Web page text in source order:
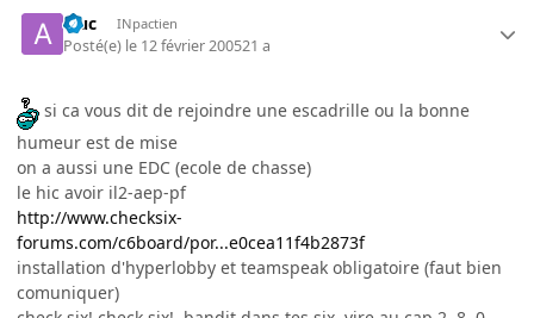
aluc INpactien
Posté(e) le 12 février 200521 a
si ca vous dit de rejoindre une escadrille ou la bonne
humeur est de mise
on a aussi une EDC (ecole de chasse)
le hic avoir il2-aep-pf
http://www.checksix-
forums.com/c6board/por...e0cea11f4b2873f
installation d'hyperlobby et teamspeak obligatoire (faut bien
comuniquer)